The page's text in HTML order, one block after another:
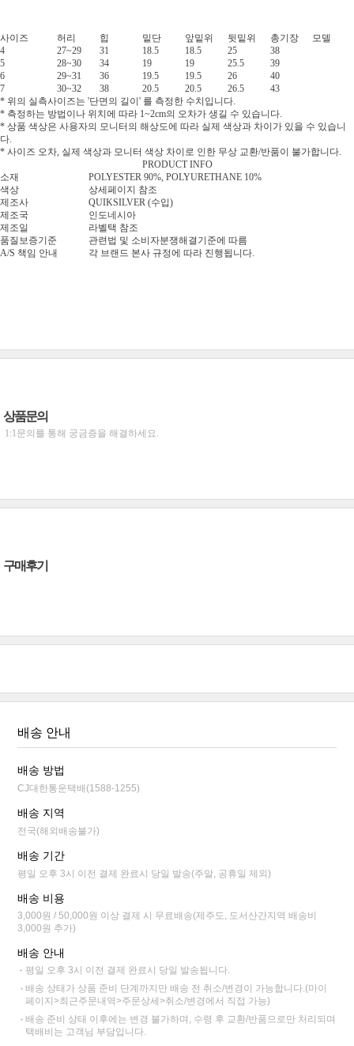
사이즈 허리 힙 밑단 앞밑위 뒷밑위 총기장
모델
4
27~29 31 18.5 18.5 25
38
5
28~30 34 19 19 25.5
39
6
29~31 36 19.5 19.5 26
40
7
30~32 38 20.5 20.5 26.5
43
* 위의 실측사이즈는 '단면의 길이' 를 측정한 수치입니다.
* 측정하는 방법이나 위치에 따라 1~2cm의 오차가 생길 수 있습니다.
* 상품 색상은 사용자의 모니터의 해상도에 따라 실제 색상과 차이가 있을 수 있습니
다.
* 사이즈 오차, 실제 색상과 모니터 색상 차이로 인한 무상 교환/반품이 불가합니다.
PRODUCT INFO
소재
POLYESTER 90%, POLYURETHANE 10%
색상
상세페이지 참조
제조사
QUIKSILVER (수입)
제조국
인도네시아
제조일
라벨택 참조
품질보증기준
관련법 및 소비자분쟁해결기준에 따름
A/S 책임 안내
각 브랜드 본사 규정에 따라 진행됩니다.
상품문의
1:1문의를 통해 궁금증을 해결하세요.
구매후기
배송 안내
배송 방법
CJ대한통운택배(1588-1255)
배송 지역
전국(해외배송불가)
배송 기간
평일 오후 3시 이전 결제 완료시 당일 발송(주말, 공휴일 제외)
배송 비용
3,000원 / 50,000원 이상 결제 시 무료배송(제주도, 도서산간지역 배송비
3,000원 추가)
배송 안내
평일 오후 3시 이전 결제 완료시 당일 발송됩니다.
배송 상태가 상품 준비 단계까지만 배송 전 취소/변경이 가능합니다.(마이
페이지>최근주문내역>주문상세>취소/변경에서 직접 가능)
배송 준비 상태 이후에는 변경 불가하며, 수령 후 교환/반품으로만 처리되며
택배비는 고객님 부담입니다.